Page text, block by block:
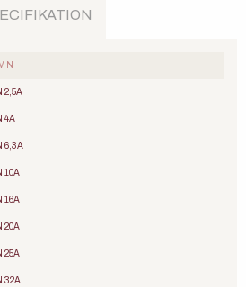
2,5A
4A
6,3A
10A
16A
20A
25A
32A